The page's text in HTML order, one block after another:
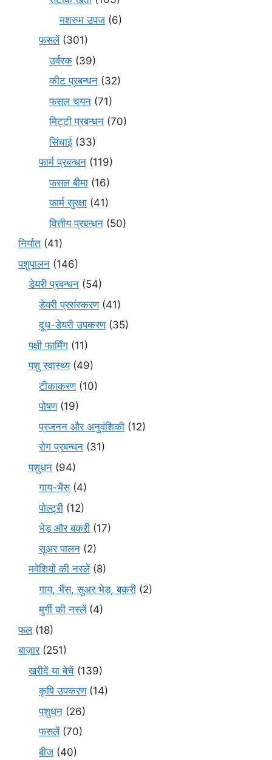
मशरुम उपज (6)
फसलें(301)
उर्वरक (39)
कीट प्रबन्धन (32)
फसल चयन (71)
मि‌ट्टी प्रबन्धन (70)
सिंचाई (33)
फार्म प्रबन्धन (119)
फसल बीमा (16)
फार्म सुरक्षा (41)
वित्तीय प्रबन्धन (50)
निर्यात (41)
पशुपालन (146)
डेयरी प्रबन्धन (54)
डेयरी प्रसंस्करण(41)
दूध-डेयरी उपकरण(35)
पक्षी फार्मिंग (11)
पशु स्वास्थ्य(49)
टीकाकरण(10)
पोषण(19)
प्रजनन और अनुवंशिकी (12)
रोग प्रबन्धन (31)
पशुधन (94)
गाय-भैंस(4)
पोल्ट्री (12)
भेड़ और बकरी (17)
सूअर पालन (2)
मवेशियों की नस्लें(8)
गाय, भैंस, सुअर भेड़, बकरी (2)
मुर्गी की नस्लें(4)
फल(18)
बाज़ार(251)
खरीदें या बेचें (139)
कृषि उपकरण(14)
पशुधन (26)
फसलें(70)
बीज (40)